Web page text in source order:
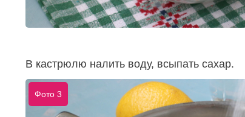
В кастрюлю налить воду, всыпать сахар.
Фото 3